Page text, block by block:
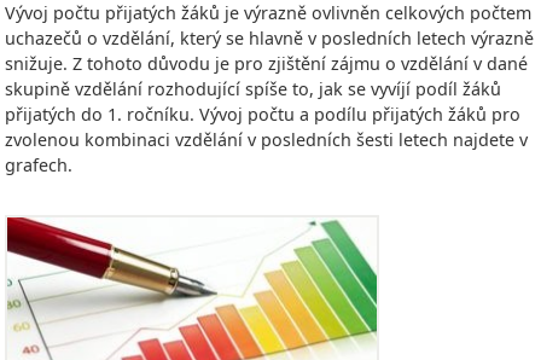
Vývoj počtu přijatých žáků je výrazně ovlivněn celkových počtem
uchazečů o vzdělání, který se hlavně v posledních letech výrazně
snižuje. Z tohoto důvodu je pro zjištění zájmu o vzdělání v dané
skupině vzdělání rozhodující spíše to, jak se vyvíjí podíl žáků
přijatých do 1. ročníku. Vývoj počtu a podílu přijatých žáků pro
zvolenou kombinaci vzdělání v posledních šesti letech najdete v
grafech.